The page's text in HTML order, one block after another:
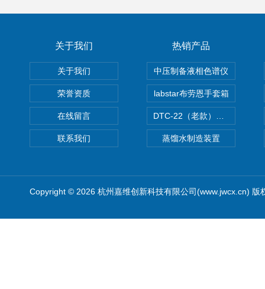
关于我们
关于我们
荣誉资质
在线留言
联系我们
热销产品
中压制备液相色谱仪
labstar布劳恩手套箱
蒸馏水制造装置
Copyright © 2026 杭州嘉维创新科技有限公司(www.jwcx.cn) 版